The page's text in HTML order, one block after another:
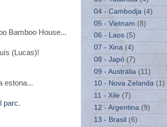
Bamboo House...
(Lucas)!
estona...
parc.
04 - Cambodja (4)
05 - Vietnam (8)
06 - Laos (5)
07 - Xina (4)
08 - Japó (7)
09 - Austràlia (11)
10 - Nova Zelanda (1)
11 - Xile (7)
12 - Argentina (9)
13 - Brasil (6)